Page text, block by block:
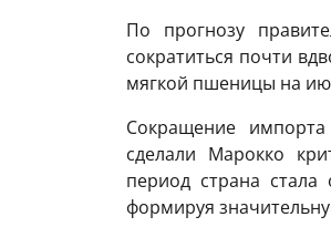
По прогнозу
сократиться почти
мягкой пшеницы на
Сокращение импорта
сделали Марокко
период страна
формируя